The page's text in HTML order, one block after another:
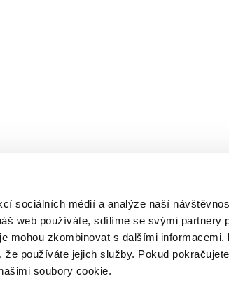
sociálních médií a analýze naší
web používáte, sdílíme se svými partnery
mohou zkombinovat s dalšími informacemi,
používáte jejich služby. Pokud
soubory cookie.